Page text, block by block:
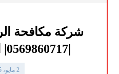
شركة مكافحة
|0569860717| النمل الابيض
2 مايو، 2025